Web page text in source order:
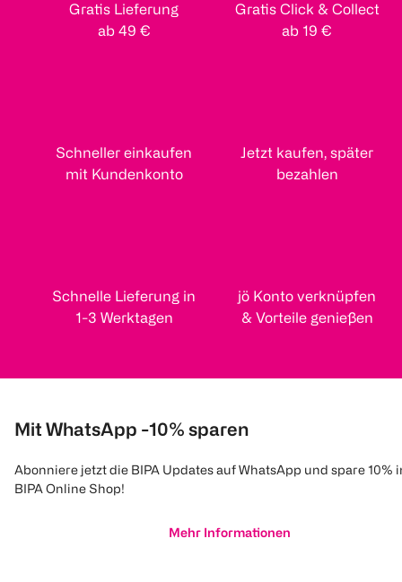
Gratis Lieferung
ab 49 €
Gratis Click & Collect
ab 19 €
Schneller einkaufen
mit Kundenkonto
Jetzt kaufen, später
bezahlen
Schnelle Lieferung in
1-3 Werktagen
jö Konto verknüpfen
& Vorteile genießen
Mit WhatsApp -10% sparen
Abonniere jetzt die BIPA Updates auf WhatsApp und spare 10%
BIPA Online Shop!
Mehr Informationen